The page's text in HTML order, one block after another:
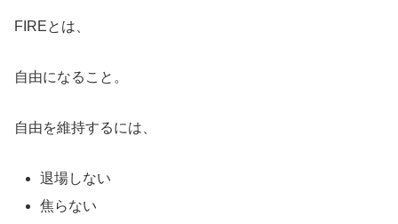
FIREとは、
自由になること。
自由を維持するには、
退場しない
焦らない